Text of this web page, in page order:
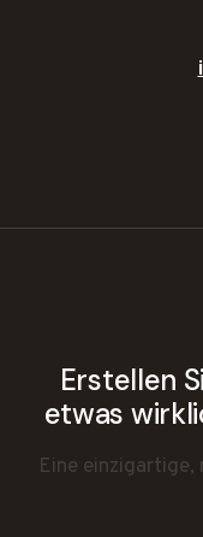
Erstellen
etwas
Eine einzigartige,